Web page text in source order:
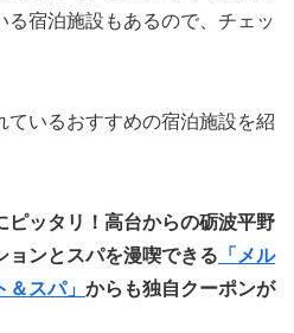
宿泊施設もあるので、チェッ
ているおすすめの宿泊施設を紹
ピッタリ！高台からの砺波平野
ョンとスパを漫喫できる 「メル
スパ」 からも独自クーポンが